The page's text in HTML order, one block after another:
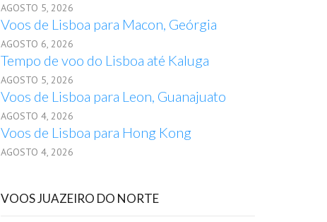
AGOSTO 5, 2026
Voos de Lisboa para Macon, Geórgia
AGOSTO 6, 2026
Tempo de voo do Lisboa até Kaluga
AGOSTO 5, 2026
Voos de Lisboa para Leon, Guanajuato
AGOSTO 4, 2026
Voos de Lisboa para Hong Kong
AGOSTO 4, 2026
VOOS JUAZEIRO DO NORTE